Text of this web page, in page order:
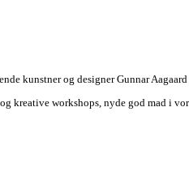
kunstner og designer Gunnar Aagaard
kreative workshops, nyde god mad i